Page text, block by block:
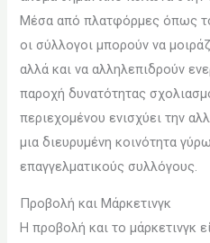
Μέσα από πλατφόρμες όπως
οι σύλλογοι μπορούν να
αλλά και να αλληλεπιδρούν
παροχή δυνατότητας
περιεχομένου ενισχύει την
μια διευρυμένη κοινότητα
επαγγελματικούς συλλόγους.
Προβολή και Μάρκετινγκ
Η προβολή και το μάρκετινγκ